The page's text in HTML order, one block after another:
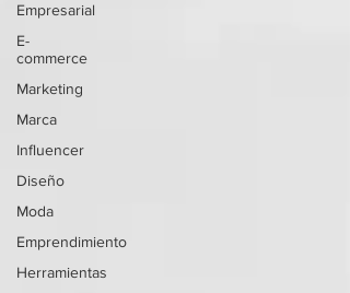
Empresarial
E-
commerce
Marketing
Marca
Influencer
Diseño
Moda
Emprendimiento
Herramientas